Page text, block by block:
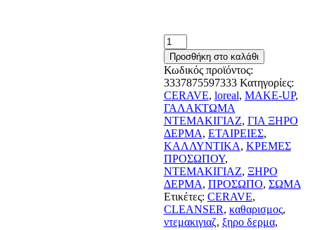
CeraVe
Hydrating
Cleanser
Κρέμα
Καθαρισμού
για
Κανονική
-
Ξηρή
Επιδερμίδα
473ml
ποσότητα
Προσθήκη στο καλάθι
Κωδικός προϊόντος:
3337875597333 Κατηγορίες:
CERAVE, loreal, MAKE-UP,
ΓΑΛΑΚΤΩΜΑ
ΝΤΕΜΑΚΙΓΙΑΖ, ΓΙΑ ΞΗΡΟ
ΔΕΡΜΑ, ΕΤΑΙΡΕΙΕΣ,
ΚΑΛΛΥΝΤΙΚΑ, ΚΡΕΜΕΣ
ΠΡΟΣΩΠΟΥ,
ΝΤΕΜΑΚΙΓΙΑΖ, ΞΗΡΟ
ΔΕΡΜΑ, ΠΡΟΣΩΠΟ, ΣΩΜΑ
Ετικέτες: CERAVE,
CLEANSER, καθαρισμος,
ντεμακιγιαζ, ξηρο δερμα,